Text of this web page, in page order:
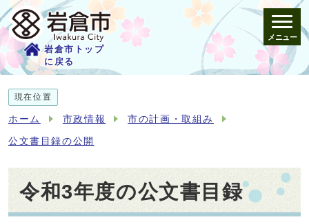
岩倉市トップ
に戻る
メニュー
現在位置
ホーム 市政情報 市の計画・取組み
公文書目録の公開
令和3年度の公文書目録